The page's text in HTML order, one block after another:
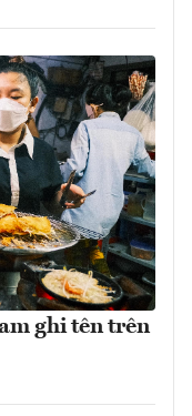
ghi tên trên